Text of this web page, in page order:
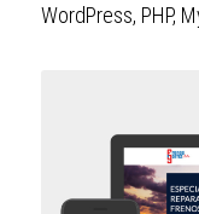
WordPress, PHP,